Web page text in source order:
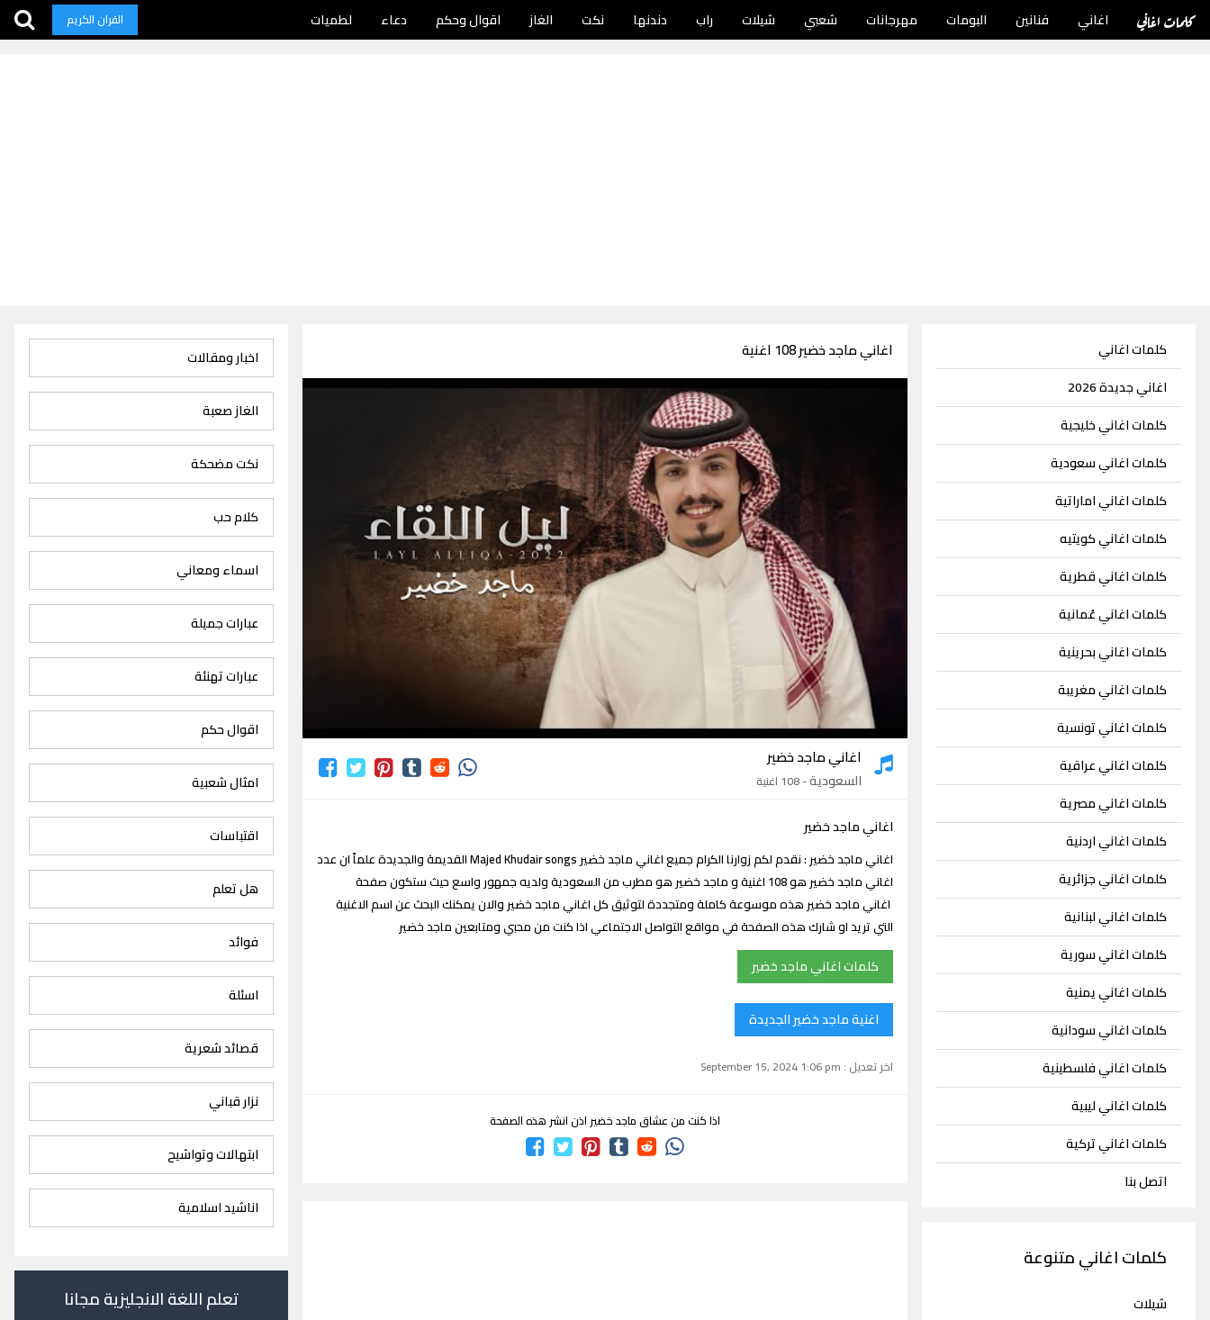
كلمات اغاني اغاني فنانين البومات مهرجانات شعبي شيلات راب دندنها نكت الغاز اقوال وحكم دعاء لطميات القران الكريم
كلمات اغاني
اغاني جديدة 2026
كلمات اغاني خليجية
كلمات اغاني سعودية
كلمات اغاني اماراتية
كلمات اغاني كويتيه
كلمات اغاني قطرية
كلمات اغاني عُمانية
كلمات اغاني بحرينية
كلمات اغاني مغريبة
كلمات اغاني تونسية
كلمات اغاني عراقية
كلمات اغاني مصرية
كلمات اغاني اردنية
كلمات اغاني جزائرية
كلمات اغاني لبنانية
كلمات اغاني سورية
كلمات اغاني يمنية
كلمات اغاني سودانية
كلمات اغاني فلسطينية
كلمات اغاني ليبية
كلمات اغاني تركية
اتصل بنا
كلمات اغاني متنوعة
شيلات
اغاني ماجد خضير 108 اغنية
اغاني ماجد خضير
اغاني ماجد خضير
السعودية- 108 اغنية
اغاني ماجد خضير
اغاني ماجد خضير : نقدم لكم زوارنا الكرام جميع اغاني ماجد خضير Majed Khudair songs القديمة والجديدة علماً ان عدد
اغاني ماجد خضير هو 108 اغنية و ماجد خضير هو مطرب من السعودية ولديه جمهور واسع حيث ستكون صفحة
اغاني ماجد خضير هذه موسوعة كاملة ومتجددة لتوثيق كل اغاني ماجد خضير والان يمكنك البحث عن اسم الاغنية
التي تريد او شارك هذه الصفحة في مواقع التواصل الاجتماعي اذا كنت من محبي ومتابعين ماجد خضير
كلمات اغاني ماجد خضير
اغنية ماجد خضير الجديدة
اخر تعديل : September 15, 2024 1:06 pm
اذا كنت من عشاق ماجد خضير اذن انشر هذه الصفحة
اخبار ومقالات
الغاز صعبة
نكت مضحكة
كلام حب
اسماء ومعاني
عبارات جميلة
عبارات تهنئة
اقوال حكم
امثال شعبية
اقتباسات
هل تعلم
فوائد
اسئلة
قصائد شعرية
نزار قباني
ابتهالات وتواشيح
اناشيد اسلامية
تعلم اللغة الانجليزية مجانا